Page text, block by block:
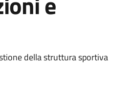
della struttura sportiva